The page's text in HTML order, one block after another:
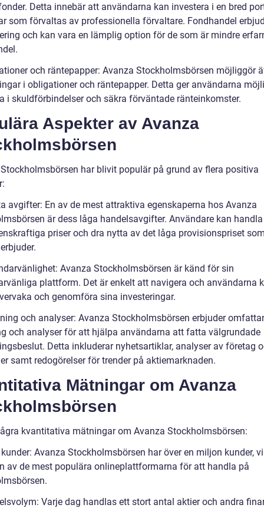
Detta innebär att användarna kan investera i en bred
som förvaltas av professionella förvaltare. Fondhandel
och kan vara en lämplig option för de som är mindre
och räntepapper: Avanza Stockholmsbörsen möjliggör
i obligationer och räntepapper. Detta ger användarna
i skuldförbindelser och säkra förväntade ränteinkomster.
Aspekter av Avanza
har blivit populär på grund av flera positiva
avgifter: En av de mest attraktiva egenskaperna hos Avanza
är dess låga handelsavgifter. Användare kan
priser och dra nytta av det låga provisionspriset
Avanza Stockholmsbörsen är känd för sin
plattform. Det är enkelt att navigera och användarna
och genomföra sina investeringar.
och analyser: Avanza Stockholmsbörsen erbjuder
och analyser för att hjälpa användarna att fatta välgrundade
Detta inkluderar nyhetsartiklar, analyser av företag
samt redogörelser för trender på aktiemarknaden.
Mätningar om Avanza
kvantitativa mätningar om Avanza Stockholmsbörsen:
Avanza Stockholmsbörsen har över en miljon kunder,
av de mest populära onlineplattformarna för att handla på
Varje dag handlas ett stort antal aktier och andra